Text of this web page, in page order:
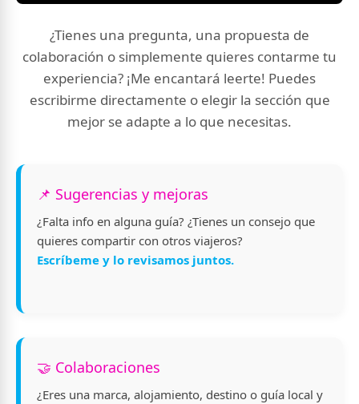
¿Tienes una pregunta, una propuesta de
colaboración o simplemente quieres contarme tu
experiencia? ¡Me encantará leerte! Puedes
escribirme directamente o elegir la sección que
mejor se adapte a lo que necesitas.
📌 Sugerencias y mejoras
¿Falta info en alguna guía? ¿Tienes un consejo que
quieres compartir con otros viajeros?
Escríbeme y lo revisamos juntos.
🤝 Colaboraciones
¿Eres una marca, alojamiento, destino o guía local y